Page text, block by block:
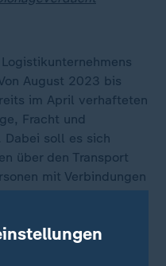
August 2023 bis
im April verhafteten
Fracht und
Dabei soll es sich
über den Transport
mit Verbindungen
gehandelt
Krahs Büro im